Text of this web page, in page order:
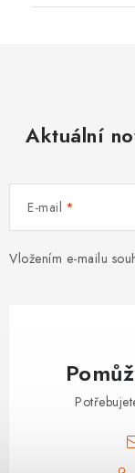
Aktuální
E-mail
Vložením e-mailu